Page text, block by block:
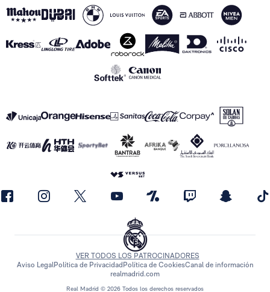
Real Madrid © 2026 Todos los derechos reservados
VER TODOS LOS PATROCINADORES
Aviso LegalPolítica de PrivacidadPolítica de CookiesCanal de información
realmadrid.com